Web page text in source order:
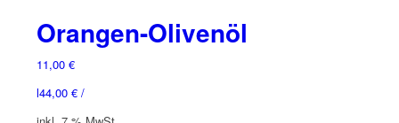
Orangen-Olivenöl
11,00 €
44,00 €/
l